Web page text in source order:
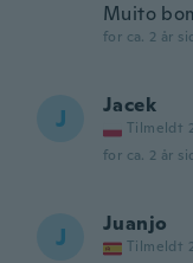
Muito
for ca. 2 år
J Jacek
Tilmeldt
for ca. 2 år
J Juanjo
Tilmeldt